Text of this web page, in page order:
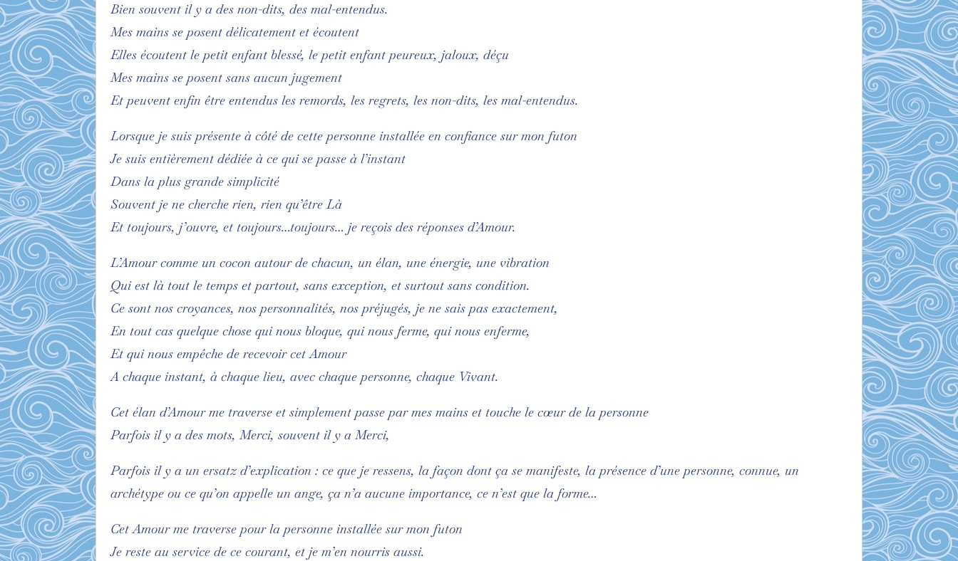
Bien souvent il y a des non-dits, des mal-entendus.
Mes mains se posent délicatement et écoutent
Elles écoutent le petit enfant blessé, le petit enfant peureux, jaloux, déçu
Mes mains se posent sans aucun jugement
Et peuvent enfin être entendus les remords, les regrets, les non-dits, les mal-entendus.
Lorsque je suis présente à côté de cette personne installée en confiance sur mon futon
Je suis entièrement dédiée à ce qui se passe à l’instant
Dans la plus grande simplicité
Souvent je ne cherche rien, rien qu’être Là
Et toujours, j’ouvre, et toujours…toujours… je reçois des réponses d’Amour.
L’Amour comme un cocon autour de chacun, un élan, une énergie, une vibration
Qui est là tout le temps et partout, sans exception, et surtout sans condition.
Ce sont nos croyances, nos personnalités, nos préjugés, je ne sais pas exactement,
En tout cas quelque chose qui nous bloque, qui nous ferme, qui nous enferme,
Et qui nous empêche de recevoir cet Amour
A chaque instant, à chaque lieu, avec chaque personne, chaque Vivant.
Cet élan d’Amour me traverse et simplement passe par mes mains et touche le cœur de la personne
Parfois il y a des mots, Merci, souvent il y a Merci,
Parfois il y a un ersatz d’explication : ce que je ressens, la façon dont ça se manifeste, la présence d’une personne, connue, un
archétype ou ce qu’on appelle un ange, ça n’a aucune importance, ce n’est que la forme…
Cet Amour me traverse pour la personne installée sur mon futon
Je reste au service de ce courant, et je m’en nourris aussi.